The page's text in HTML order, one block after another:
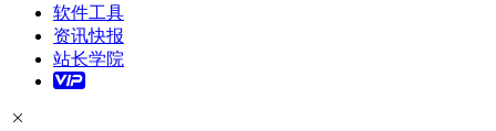
软件工具
资讯快报
站长学院